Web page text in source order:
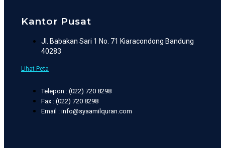
Kantor Pusat
Jl. Babakan Sari 1 No. 71 Kiaracondong Bandung
40283
Lihat Peta
Telepon : (022) 720 8298
Fax : (022) 720 8298
Email : info@syaamilquran.com